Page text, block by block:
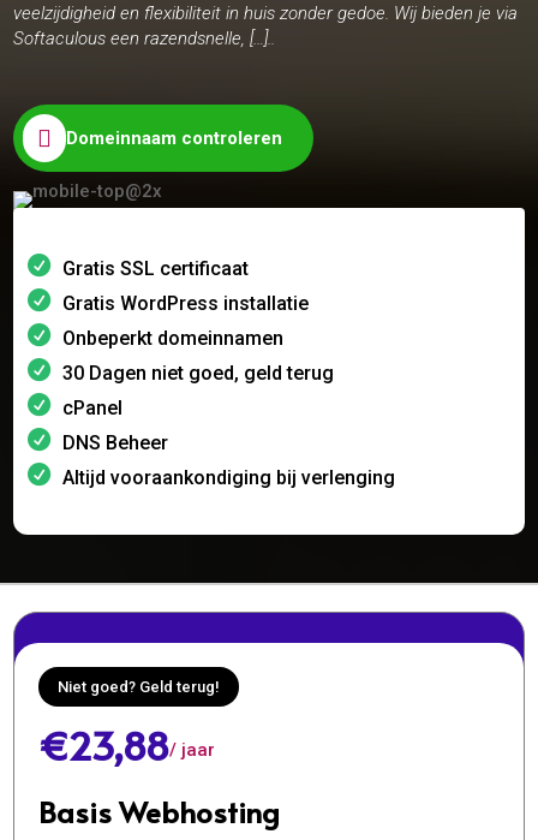
veelzijdigheid en flexibiliteit in huis zonder gedoe. Wij bieden je via
Softaculous een razendsnelle, […]..
 Domeinnaam controleren
Gratis SSL certificaat
Gratis WordPress installatie
Onbeperkt domeinnamen
30 Dagen niet goed, geld terug
cPanel
DNS Beheer
Altijd vooraankondiging bij verlenging
Niet goed? Geld terug!
€23,88/ jaar
Basis Webhosting